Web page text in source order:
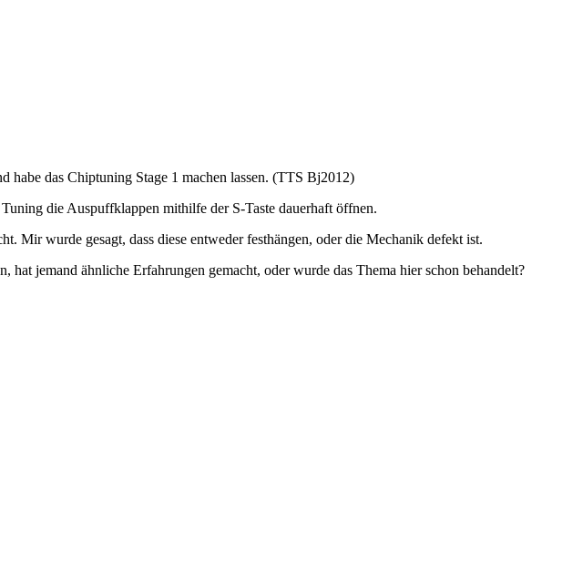
habe das Chiptuning Stage 1 machen lassen. (TTS Bj2012)
die Auspuffklappen mithilfe der S-Taste dauerhaft öffnen.
Mir wurde gesagt, dass diese entweder festhängen, oder die Mechanik defekt ist.
hat jemand ähnliche Erfahrungen gemacht, oder wurde das Thema hier schon behandelt?